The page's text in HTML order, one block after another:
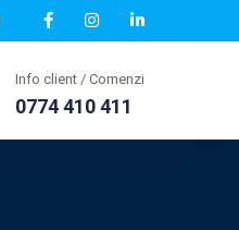
Info client / Comenzi
0774 410 411